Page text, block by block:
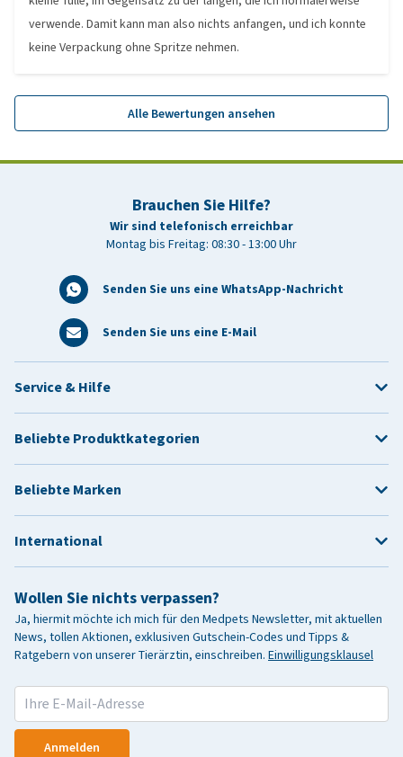
verwende. Damit kann man also nichts anfangen, und ich konnte
keine Verpackung ohne Spritze nehmen.
Alle Bewertungen ansehen
Brauchen Sie Hilfe?
Wir sind telefonisch erreichbar
Montag bis Freitag: 08:30 - 13:00 Uhr
Senden Sie uns eine WhatsApp-Nachricht
Senden Sie uns eine E-Mail
Wollen Sie nichts verpassen?
Ja, hiermit möchte ich mich für den Medpets Newsletter, mit aktuellen
News, tollen Aktionen, exklusiven Gutschein-Codes und Tipps &
Ratgebern von unserer Tierärztin, einschreiben. Einwilligungsklausel
Anmelden
Service & Hilfe
Beliebte Produktkategorien
Beliebte Marken
International